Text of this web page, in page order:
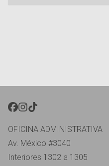
FACEBOOK }}
INSTAGRAM }}
TIKTOK }}
OFICINA ADMINISTRATIVA
Av. México #3040
Interiores 1302 a 1305